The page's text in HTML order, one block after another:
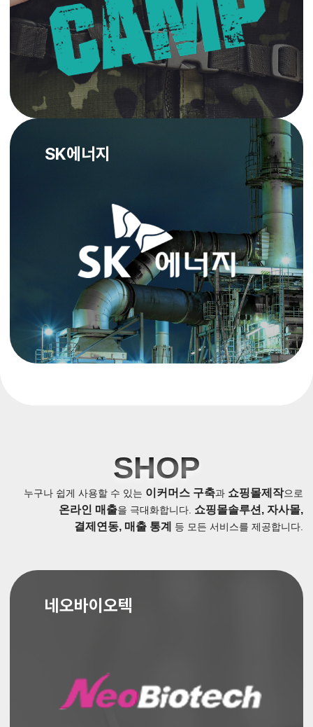
SK에너지
SHOP
누구나 쉽게 사용할 수 있는 이커머스 구축과 쇼핑몰제작으로
온라인 매출을 극대화합니다. 쇼핑몰솔루션, 자사몰,
결제연동, 매출 통계
등 모든 서비스를 제공합니다.
네오바이오텍